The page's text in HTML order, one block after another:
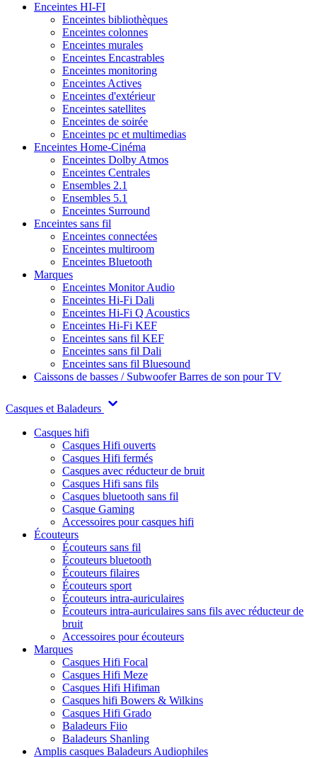
Enceintes HI-FI
Enceintes bibliothèques
Enceintes colonnes
Enceintes murales
Enceintes Encastrables
Enceintes monitoring
Enceintes Actives
Enceintes d'extérieur
Enceintes satellites
Enceintes de soirée
Enceintes pc et multimedias
Enceintes Home-Cinéma
Enceintes Dolby Atmos
Enceintes Centrales
Ensembles 2.1
Ensembles 5.1
Enceintes Surround
Enceintes sans fil
Enceintes connectées
Enceintes multiroom
Enceintes Bluetooth
Marques
Enceintes Monitor Audio
Enceintes Hi-Fi Dali
Enceintes Hi-Fi Q Acoustics
Enceintes Hi-Fi KEF
Enceintes sans fil KEF
Enceintes sans fil Dali
Enceintes sans fil Bluesound
Caissons de basses / SubwooferBarres de son pour TV
Casques et Baladeurs
Casques hifi
Casques Hifi ouverts
Casques Hifi fermés
Casques avec réducteur de bruit
Casques Hifi sans fils
Casques bluetooth sans fil
Casque Gaming
Accessoires pour casques hifi
Écouteurs
Écouteurs sans fil
Écouteurs bluetooth
Écouteurs filaires
Écouteurs sport
Écouteurs intra-auriculaires
Écouteurs intra-auriculaires sans fils avec réducteur de
bruit
Accessoires pour écouteurs
Marques
Casques Hifi Focal
Casques Hifi Meze
Casques Hifi Hifiman
Casques hifi Bowers & Wilkins
Casques Hifi Grado
Baladeurs Fiio
Baladeurs Shanling
Amplis casques Baladeurs Audiophiles